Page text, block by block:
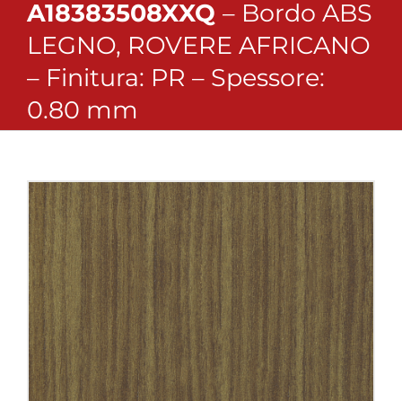
A18383508XXQ – Bordo ABS
LEGNO, ROVERE AFRICANO
– Finitura: PR – Spessore:
0.80 mm